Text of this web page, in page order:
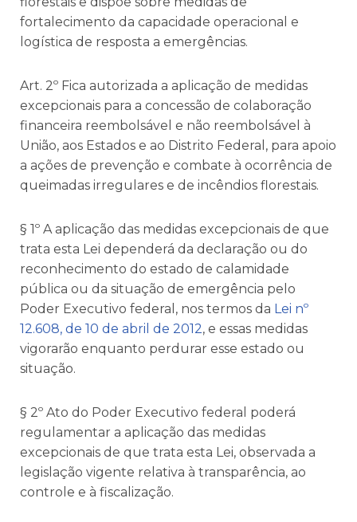
fortalecimento da capacidade operacional e
logística de resposta a emergências.
Art. 2º Fica autorizada a aplicação de medidas
excepcionais para a concessão de colaboração
financeira reembolsável e não reembolsável à
União, aos Estados e ao Distrito Federal, para apoio
a ações de prevenção e combate à ocorrência de
queimadas irregulares e de incêndios florestais.
§ 1º A aplicação das medidas excepcionais de que
trata esta Lei dependerá da declaração ou do
reconhecimento do estado de calamidade
pública ou da situação de emergência pelo
Poder Executivo federal, nos termos da Lei nº
12.608, de 10 de abril de 2012, e essas medidas
vigorarão enquanto perdurar esse estado ou
situação.
§ 2º Ato do Poder Executivo federal poderá
regulamentar a aplicação das medidas
excepcionais de que trata esta Lei, observada a
legislação vigente relativa à transparência, ao
controle e à fiscalização.